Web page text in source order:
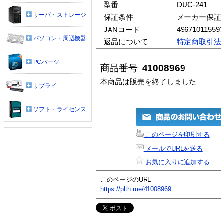
型番
DUC-241
保証条件
メーカー保証
JANコード
返品について
特定商取引
商品番号 41008969
本商品は販売を終了しました
このページを印刷する
メールでURLを送る
お気に入りに追加する
このページのURL
https://plth.me/41008969
サーバ・ストレージ
パソコン・周辺機器
PCパーツ
サプライ
ソフト・ライセンス